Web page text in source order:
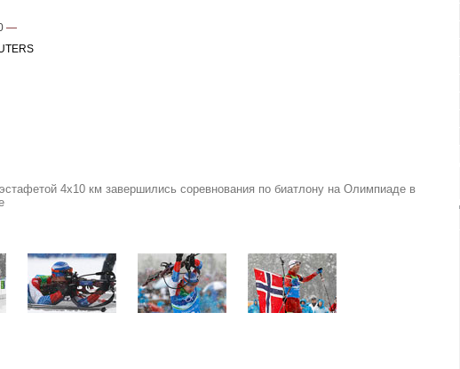
—
4х10 км завершились соревнования по биатлону на Олимпиаде в